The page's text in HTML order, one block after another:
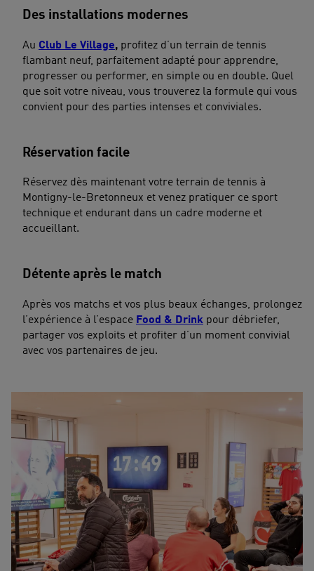
Des installations modernes
Au Club Le Village, profitez d’un terrain de tennis
flambant neuf, parfaitement adapté pour apprendre,
progresser ou performer, en simple ou en double. Quel
que soit votre niveau, vous trouverez la formule qui vous
convient pour des parties intenses et conviviales.
Réservation facile
Réservez dès maintenant votre terrain de tennis à
Montigny-le-Bretonneux et venez pratiquer ce sport
technique et endurant dans un cadre moderne et
accueillant.
Détente après le match
Après vos matchs et vos plus beaux échanges, prolongez
l’expérience à l’espace Food & Drink pour débriefer,
partager vos exploits et profiter d’un moment convivial
avec vos partenaires de jeu.